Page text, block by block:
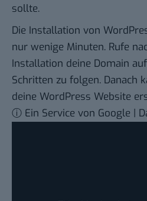
sollte.
Die Installation von
nur wenige Minuten. Rufe
Installation deine Domain
Schritten zu folgen. Danach
deine WordPress Website
ⓘ Ein Service von Google |